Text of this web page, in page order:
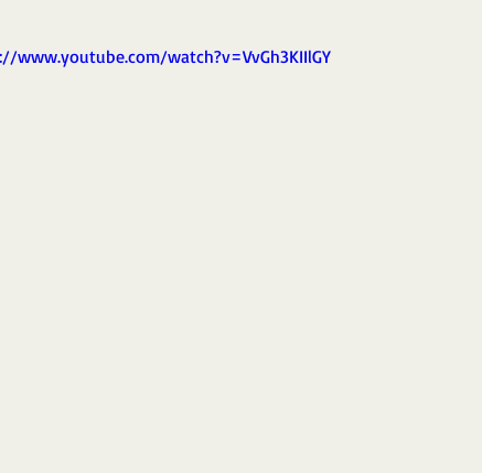
www.youtube.com/watch?v=VvGh3KIIlGY